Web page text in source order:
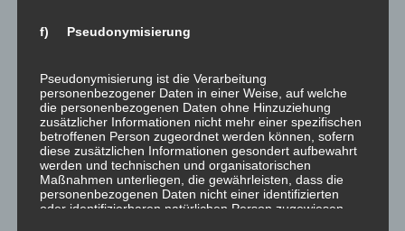
entsprechende Gegenleistung auf ihre Plätze
Des Weiteren haben Sie wie bei einer
Flugannullierung das Wahlrecht, entweder die
Rückerstattung des Ticketpreises zu fordern oder auf
eine alternative Beförderung zum Endziel zu
bestehen. Bei Annullierung eines Anschlussflugs
haben Sie auch das Recht auf einen kostenlosen
Rückflug zum Abflugsort.
f) Pseudonymisierung
Pseudonymisierung ist die Verarbeitung
personenbezogener Daten in einer Weise, auf welche
die personenbezogenen Daten ohne Hinzuziehung
zusätzlicher Informationen nicht mehr einer spezifischen
betroffenen Person zugeordnet werden können, sofern
diese zusätzlichen Informationen gesondert aufbewahrt
werden und technischen und organisatorischen
Maßnahmen unterliegen, die gewährleisten, dass die
personenbezogenen Daten nicht einer identifizierten
oder identifizierbaren natürlichen Person zugewiesen